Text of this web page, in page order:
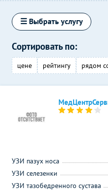
☰ Выбрать услугу
Сортировать по:
цене рейтингу рядом
УЗИ пазух носа
УЗИ селезенки
УЗИ тазобедренного сустава